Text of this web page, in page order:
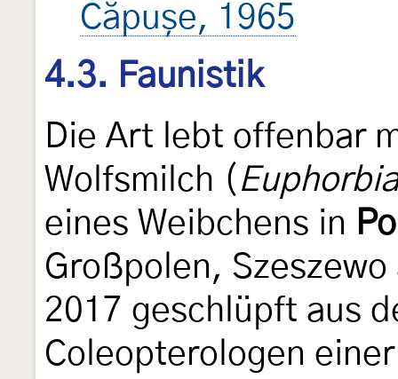
Căpușe, 1965
4.3. Faunistik
Die Art lebt offenbar
Wolfsmilch (
eines Weibchens in
Großpolen,
2017 geschlüpft aus
Coleopterologen